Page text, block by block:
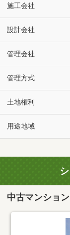
施工会社
設計会社
管理会社
管理方式
土地権利
用途地域
中古マンション